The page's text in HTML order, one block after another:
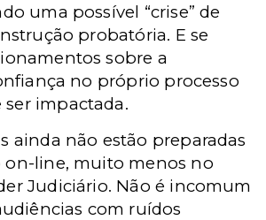
uma possível “crise” de
probatória. E se
sobre a
no próprio processo
impactada.
ainda não estão preparadas
on-line, muito menos no
Judiciário. Não é incomum
com ruídos